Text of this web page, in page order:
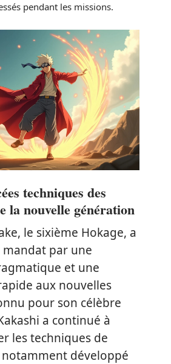
pendant les missions.
techniques des
la nouvelle génération
le sixième Hokage, a
par une
et une
aux nouvelles
pour son célèbre
a continué à
les techniques de
développé